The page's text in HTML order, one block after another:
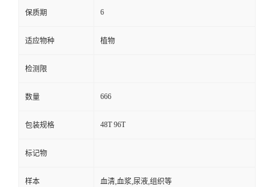
保质期 6
适应物种 植物
检测限
数量 666
包装规格 48T 96T
标记物
样本 血清,血浆,尿液,组织等